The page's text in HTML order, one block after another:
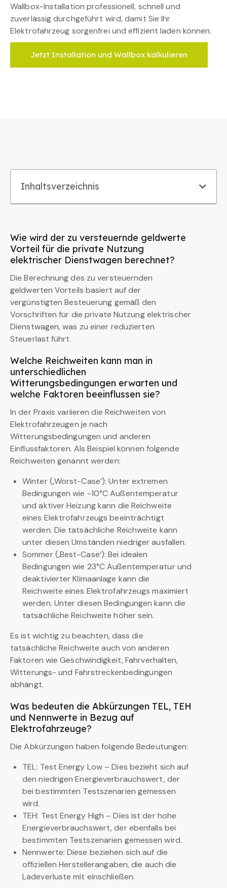
Wallbox-Installation professionell, schnell und
zuverlässig durchgeführt wird, damit Sie Ihr
Elektrofahrzeug sorgenfrei und effizient laden können.
Jetzt Installation und Wallbox kalkulieren
Wie wird der zu versteuernde geldwerte
Vorteil für die private Nutzung
elektrischer Dienstwagen berechnet?
Die Berechnung des zu versteuernden
geldwerten Vorteils basiert auf der
vergünstigten Besteuerung gemäß den
Vorschriften für die private Nutzung elektrischer
Dienstwagen, was zu einer reduzierten
Steuerlast führt.
Welche Reichweiten kann man in
unterschiedlichen
Witterungsbedingungen erwarten und
welche Faktoren beeinflussen sie?
In der Praxis variieren die Reichweiten von
Elektrofahrzeugen je nach
Witterungsbedingungen und anderen
Einflussfaktoren. Als Beispiel können folgende
Reichweiten genannt werden:
Winter (‚Worst-Case‘): Unter extremen
Bedingungen wie -10°C Außentemperatur
und aktiver Heizung kann die Reichweite
eines Elektrofahrzeugs beeinträchtigt
werden. Die tatsächliche Reichweite kann
unter diesen Umständen niedriger ausfallen.
Sommer (‚Best-Case‘): Bei idealen
Bedingungen wie 23°C Außentemperatur und
deaktivierter Klimaanlage kann die
Reichweite eines Elektrofahrzeugs maximiert
werden. Unter diesen Bedingungen kann die
tatsächliche Reichweite höher sein.
Es ist wichtig zu beachten, dass die
tatsächliche Reichweite auch von anderen
Faktoren wie Geschwindigkeit, Fahrverhalten,
Witterungs- und Fahrstreckenbedingungen
abhängt.
Was bedeuten die Abkürzungen TEL, TEH
und Nennwerte in Bezug auf
Elektrofahrzeuge?
Die Abkürzungen haben folgende Bedeutungen:
TEL: Test Energy Low – Dies bezieht sich auf
den niedrigen Energieverbrauchswert, der
bei bestimmten Testszenarien gemessen
wird.
TEH: Test Energy High – Dies ist der hohe
Energieverbrauchswert, der ebenfalls bei
bestimmten Testszenarien gemessen wird.
Nennwerte: Diese beziehen sich auf die
offiziellen Herstellerangaben, die auch die
Ladeverluste mit einschließen.
Inhaltsverzeichnis